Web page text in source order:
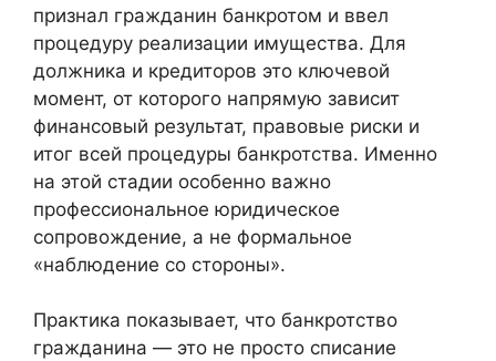
признал гражданин банкротом и ввел
процедуру реализации имущества. Для
должника и кредиторов это ключевой
момент, от которого напрямую зависит
финансовый результат, правовые риски и
итог всей процедуры банкротства. Именно
на этой стадии особенно важно
профессиональное юридическое
сопровождение, а не формальное
«наблюдение со стороны».
Практика показывает, что банкротство
гражданина — это не просто списание